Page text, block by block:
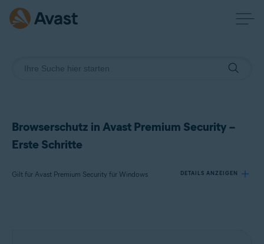
Browserschutz in Avast Premium Security –
Erste Schritte
Gilt für Avast Premium Security für Windows DETAILS ANZEIGEN